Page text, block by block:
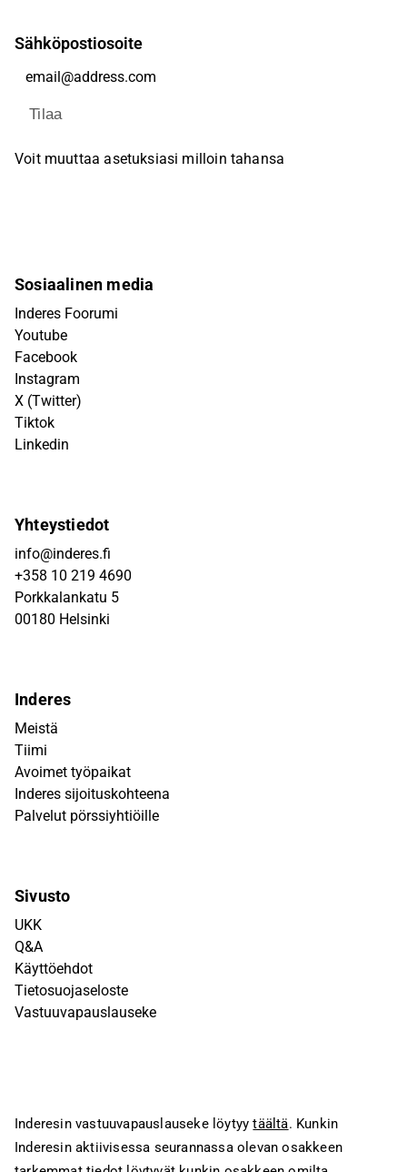
Sähköpostiosoite
Tilaa
Voit muuttaa asetuksiasi milloin tahansa
Sosiaalinen media
Inderes Foorumi
Youtube
Facebook
Instagram
X (Twitter)
Tiktok
Linkedin
Yhteystiedot
info@inderes.fi
+358 10 219 4690
Porkkalankatu 5
00180 Helsinki
Inderes
Meistä
Tiimi
Avoimet työpaikat
Inderes sijoituskohteena
Palvelut pörssiyhtiöille
Sivusto
UKK
Q&A
Käyttöehdot
Tietosuojaseloste
Vastuuvapauslauseke
Inderesin vastuuvapauslauseke löytyytäältä. Kunkin
Inderesin aktiivisessa seurannassa olevan osakkeen